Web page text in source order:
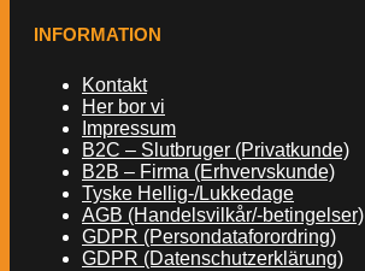
INFORMATION
Kontakt
Her bor vi
Impressum
B2C – Slutbruger (Privatkunde)
B2B – Firma (Erhvervskunde)
Tyske Hellig-/Lukkedage
AGB (Handelsvilkår/-betingelser)
GDPR (Persondataforordring)
GDPR (Datenschutzerklärung)